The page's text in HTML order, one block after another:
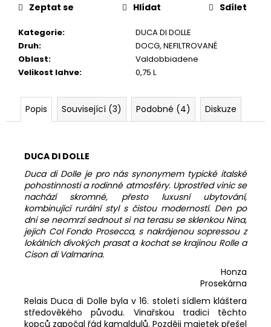
Kategorie:
DUCA DI DOLLE
Druh: DOCG, NEFILTROVANÉ
Oblast:
Valdobbiadene
Velikost lahve: 0,75 L
Zeptat se Hlídat Sdílet
Popis Související (3) Podobné (4) Diskuze
DUCA DI DOLLE
Duca di Dolle je pro nás synonymem typické italské
pohostinnosti a rodinné atmosféry. Uprostřed vinic se
nachází skromné, přesto luxusní ubytování,
kombinující rurální styl s čistou moderností. Den po
dni se neomrzí sednout si na terasu se sklenkou Nina,
jejich Col Fondo Prosecca, s nakrájenou sopressou z
lokálních divokých prasat a kochat se krajinou Rolle a
Cison di Valmarina.
Honza
Prosekárna
Relais Duca di Dolle byla v 16. století sídlem kláštera
středověkého původu. Vinařskou tradici těchto
kopců započal řád kamaldulů. Později majetek přešel
ZERO,
BRUT
NATURE,
DOC
289